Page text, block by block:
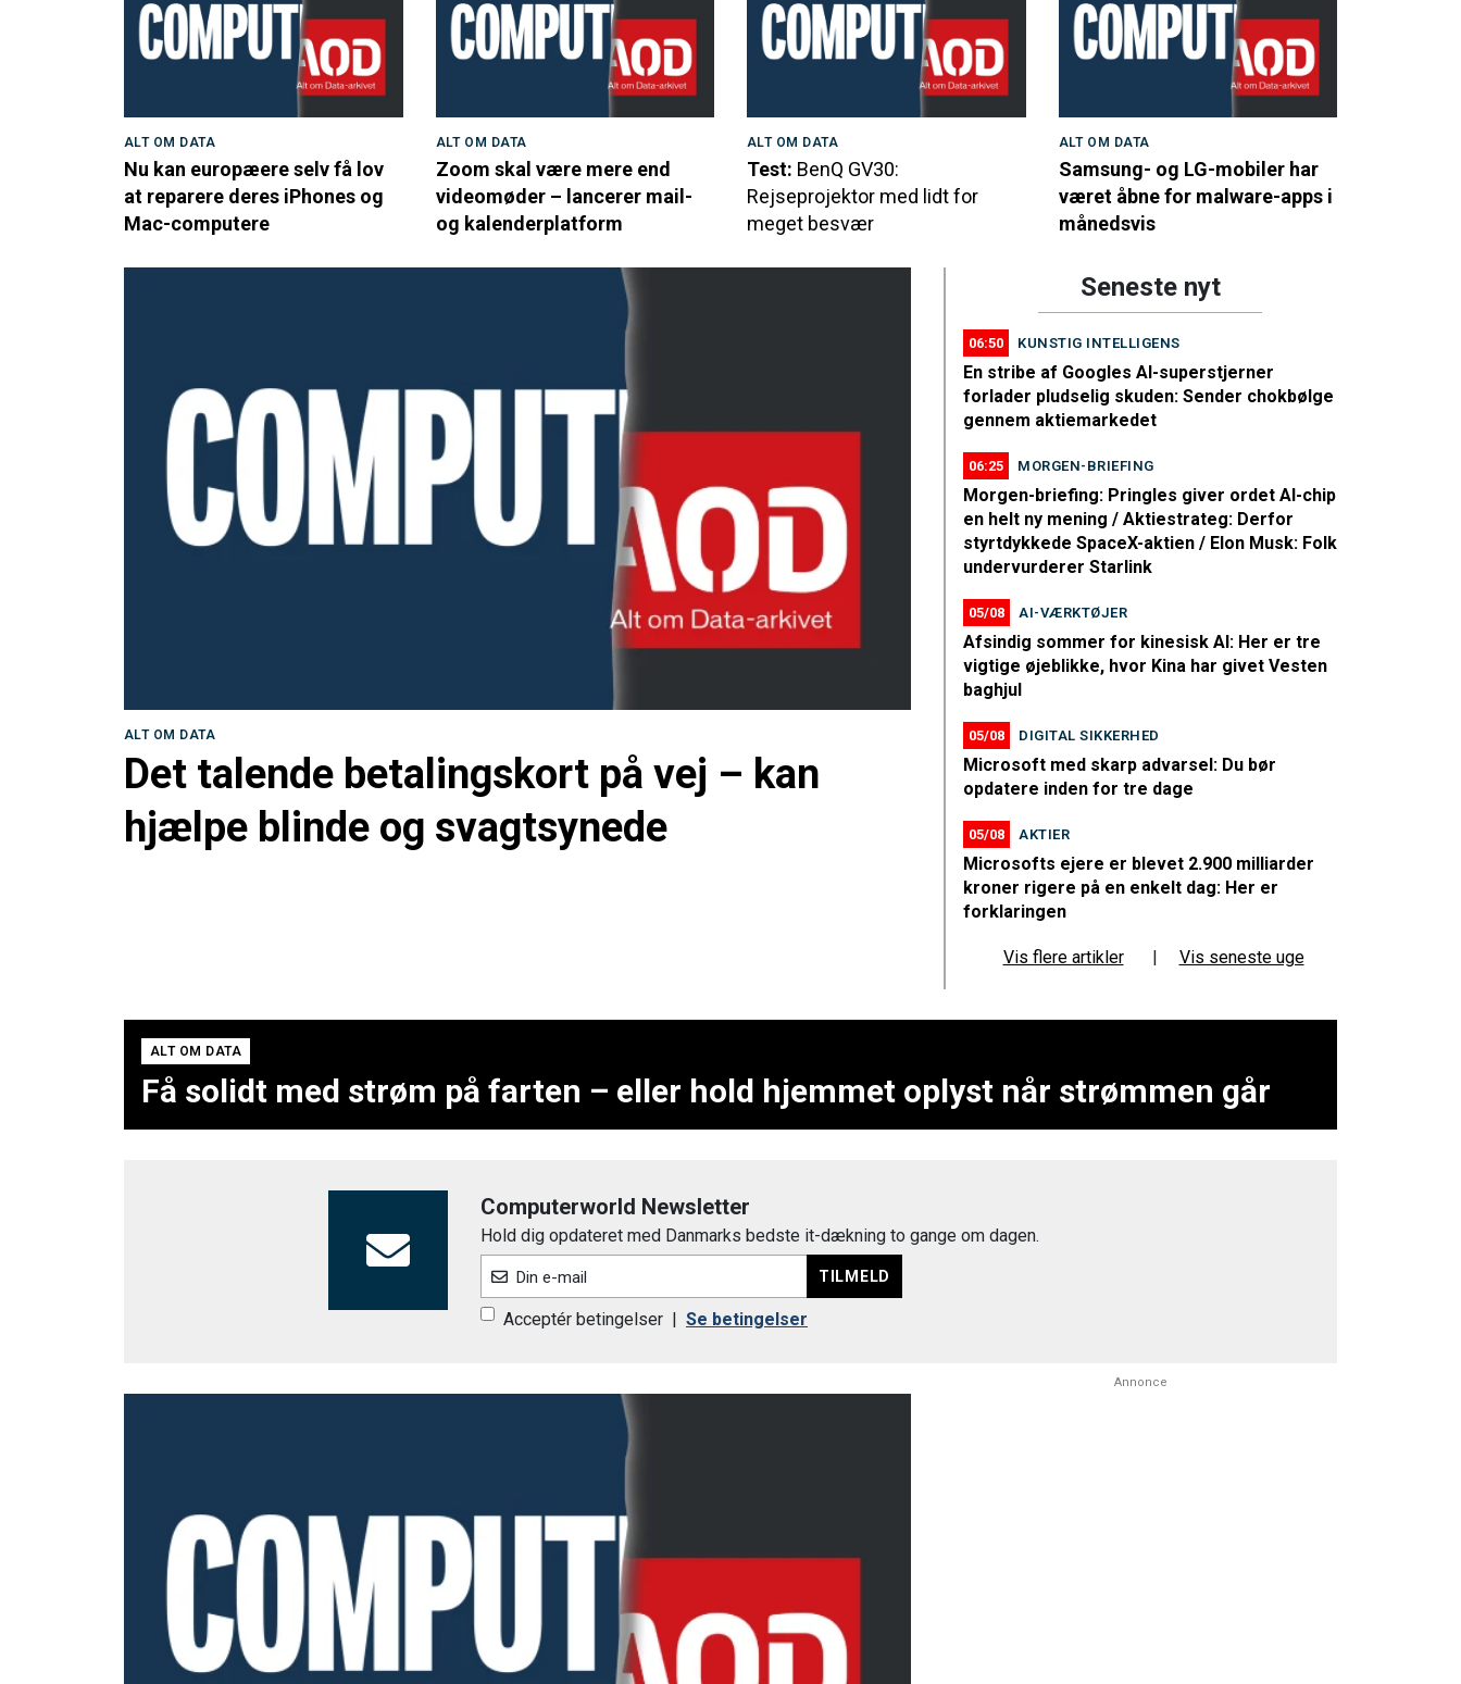
ALT OM DATA
Nu kan europæere selv få lov
at reparere deres iPhones og
Mac-computere
ALT OM DATA
Zoom skal være mere end
videomøder – lancerer mail-
og kalenderplatform
ALT OM DATA
Test: BenQ GV30:
Rejseprojektor med lidt for
meget besvær
ALT OM DATA
Samsung- og LG-mobiler har
været åbne for malware-apps i
månedsvis
ALT OM DATA
Det talende betalingskort på vej – kan
hjælpe blinde og svagtsynede
Seneste nyt
06:50 KUNSTIG INTELLIGENS
En stribe af Googles AI-superstjerner
forlader pludselig skuden: Sender chokbølge
gennem aktiemarkedet
06:25 MORGEN-BRIEFING
Morgen-briefing: Pringles giver ordet AI-chip
en helt ny mening / Aktiestrateg: Derfor
styrtdykkede SpaceX-aktien / Elon Musk: Folk
undervurderer Starlink
05/08 AI-VÆRKTØJER
Afsindig sommer for kinesisk AI: Her er tre
vigtige øjeblikke, hvor Kina har givet Vesten
baghjul
05/08 DIGITAL SIKKERHED
Microsoft med skarp advarsel: Du bør
opdatere inden for tre dage
05/08 AKTIER
Microsofts ejere er blevet 2.900 milliarder
kroner rigere på en enkelt dag: Her er
forklaringen
Vis flere artikler Vis seneste uge
ALT OM DATA
Få solidt med strøm på farten – eller hold hjemmet oplyst når strømmen går
Computerworld Newsletter
Hold dig opdateret med Danmarks bedste it-dækning to gange om dagen.
Din e-mail TILMELD
Acceptér betingelser Se betingelser
Annonce